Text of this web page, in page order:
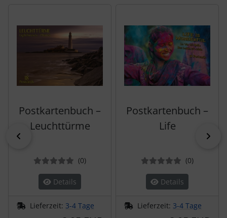
Postkartenbuch –
Leuchttürme
(0Bewertungen
)
Details
Lieferzeit: 3-4 Tage
Postkartenbuch –
Life
(0)
Details
Lieferzeit: 3-4 Tage